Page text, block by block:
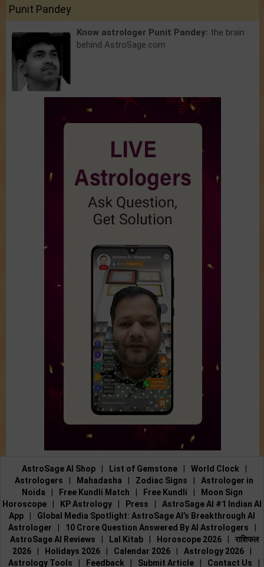
Punit Pandey
Know astrologer Punit Pandey: the brain
behind AstroSage.com
AstroSage AI Shop List of Gemstone World Clock
Astrologers
Mahadasha Zodiac Signs
Astrologer in
Noida
Free Kundli Match Free Kundli
Moon Sign
Horoscope
KP Astrology Press
AstroSage AI #1 Indian AI
App
Global Media Spotlight: AstroSage AI’s Breakthrough AI
Astrologer
10 Crore Question Answered By AI Astrologers
AstroSage AI Reviews
Lal Kitab Horoscope 2026
राशिफल
2026
Holidays 2026 Calendar 2026 Astrology 2026
Astrology Tools
Feedback Submit Article Contact Us